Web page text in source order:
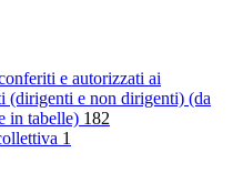
e autorizzati ai
(dirigenti e non dirigenti) (da
in tabelle) 182
1